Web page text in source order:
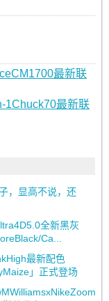
最新联
1Chuck70最新联
，显高不说，还
全新黑灰
Ca...
最新配色
」正式登场